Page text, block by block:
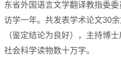
东省外国语言文学翻译教指委
访学一年。共发表学术论文30
（鉴定结论为良好），主持博
社会科学读物数十万字。